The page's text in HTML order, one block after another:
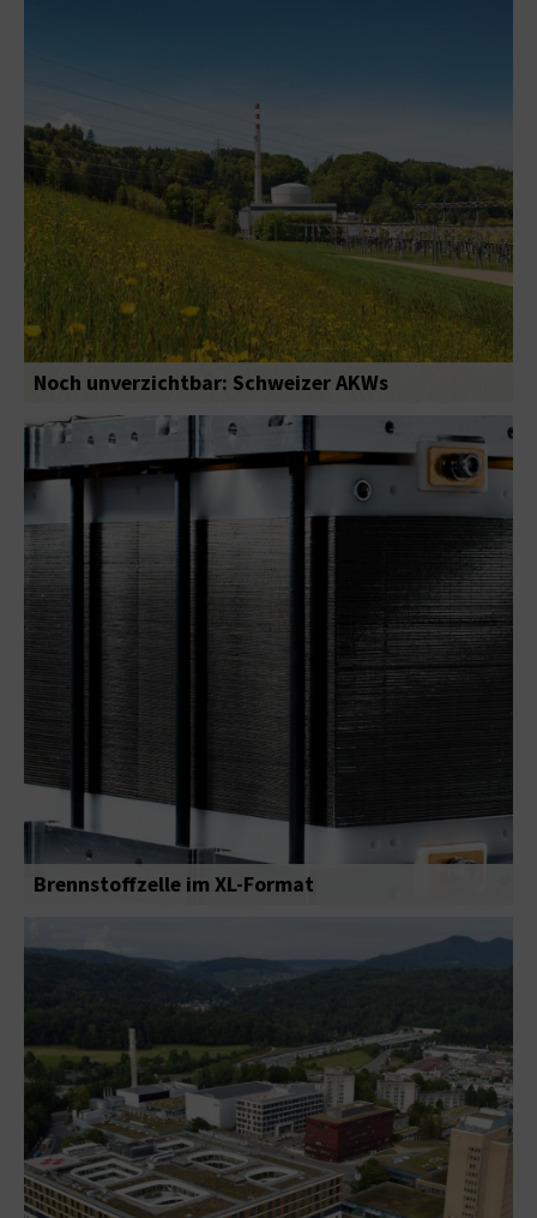
Noch unverzichtbar: Schweizer AKWs
Brennstoffzelle im XL-Format